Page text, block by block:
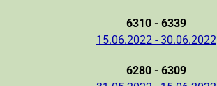
6310 - 6339
15.06.2022 - 30.06.2022
6280 - 6309